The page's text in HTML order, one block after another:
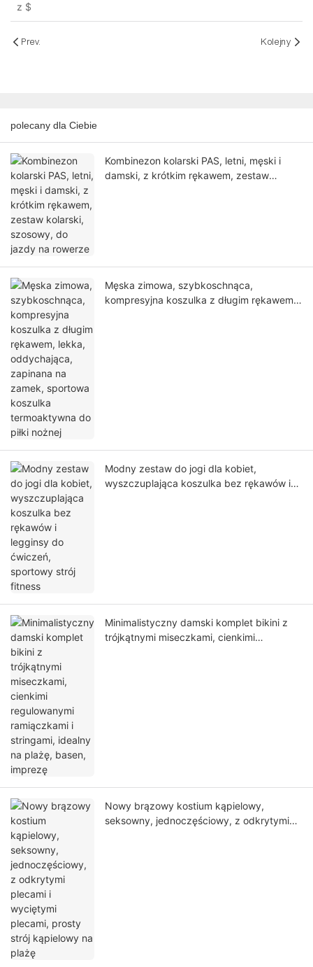
z $
Prev. Kolejny
polecany dla Ciebie
Kombinezon kolarski PAS, letni, męski i
damski, z krótkim rękawem, zestaw
Męska zimowa, szybkoschnąca,
kompresyjna koszulka z długim rękawem,
Modny zestaw do jogi dla kobiet,
wyszczuplająca koszulka bez rękawów i
Minimalistyczny damski komplet bikini z
trójkątnymi miseczkami, cienkimi
Nowy brązowy kostium kąpielowy,
seksowny, jednoczęściowy, z odkrytymi